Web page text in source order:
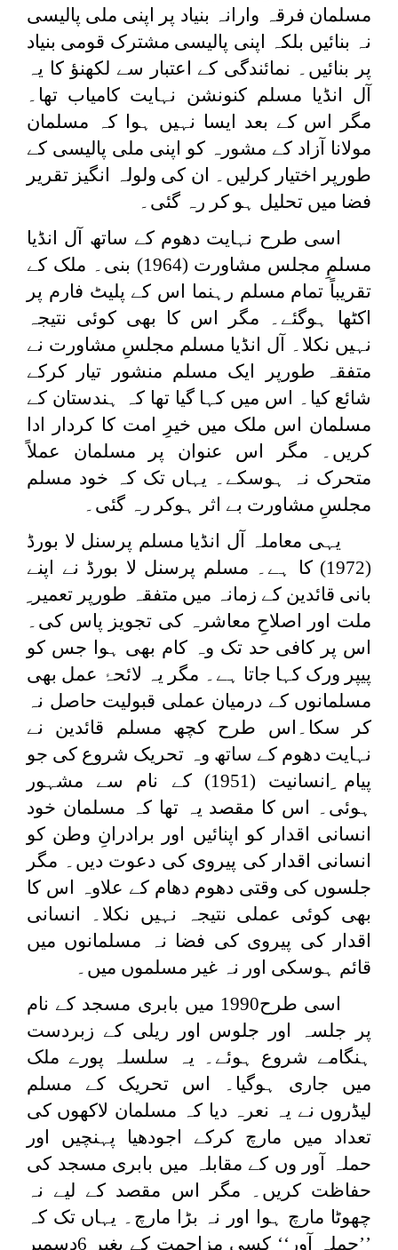
مسلمان فرقہ وارانہ بنیاد پر اپنی ملی پالیسی
نہ بنائیں بلکہ اپنی پالیسی مشترک قومی بنیاد
پر بنائیں۔ نمائندگی کے اعتبار سے لکھنؤ کا یہ
آل انڈیا مسلم کنونشن نہایت کامیاب تھا۔
مگر اس کے بعد ایسا نہیں ہوا کہ مسلمان
مولانا آزاد کے مشورہ کو اپنی ملی پالیسی کے
طورپر اختیار کرلیں۔ ان کی ولولہ انگیز تقریر
فضا میں تحلیل ہو کر رہ گئی۔
اسی طرح نہایت دھوم کے ساتھ آل انڈیا
مسلمِ مجلس مشاورت (1964) بنی۔ ملک کے
تقریباً تمام مسلم رہنما اس کے پلیٹ فارم پر
اکٹھا ہوگئے۔ مگر اس کا بھی کوئی نتیجہ
نہیں نکلا۔ آل انڈیا مسلم مجلسِ مشاورت نے
متفقہ طورپر ایک مسلم منشور تیار کرکے
شائع کیا۔ اس میں کہا گیا تھا کہ ہندستان کے
مسلمان اس ملک میں خیرِ امت کا کردار ادا
کریں۔ مگر اس عنوان پر مسلمان عملاً
متحرک نہ ہوسکے۔ یہاں تک کہ خود مسلم
مجلسِ مشاورت بے اثر ہوکر رہ گئی۔
یہی معاملہ آل انڈیا مسلم پرسنل لا بورڈ
(1972) کا ہے۔ مسلم پرسنل لا بورڈ نے اپنے
بانی قائدین کے زمانہ میں متفقہ طورپر تعمیر ِ
ملت اور اصلاحِ معاشرہ کی تجویز پاس کی۔
اس پر کافی حد تک وہ کام بھی ہوا جس کو
پیپر ورک کہا جاتا ہے۔ مگر یہ لائحۂ عمل بھی
مسلمانوں کے درمیان عملی قبولیت حاصل نہ
کر سکا۔اس طرح کچھ مسلم قائدین نے
نہایت دھوم کے ساتھ وہ تحریک شروع کی جو
پیام ِانسانیت (1951) کے نام سے مشہور
ہوئی۔ اس کا مقصد یہ تھا کہ مسلمان خود
انسانی اقدار کو اپنائیں اور برادرانِ وطن کو
انسانی اقدار کی پیروی کی دعوت دیں۔ مگر
جلسوں کی وقتی دھوم دھام کے علاوہ اس کا
بھی کوئی عملی نتیجہ نہیں نکلا۔ انسانی
اقدار کی پیروی کی فضا نہ مسلمانوں میں
قائم ہوسکی اور نہ غیر مسلموں میں۔
اسی طرح1990 میں بابری مسجد کے نام
پر جلسہ اور جلوس اور ریلی کے زبردست
ہنگامے شروع ہوئے۔ یہ سلسلہ پورے ملک
میں جاری ہوگیا۔ اس تحریک کے مسلم
لیڈروں نے یہ نعرہ دیا کہ مسلمان لاکھوں کی
تعداد میں مارچ کرکے اجودھیا پہنچیں اور
حملہ آور وں کے مقابلہ میں بابری مسجد کی
حفاظت کریں۔ مگر اس مقصد کے لیے نہ
چھوٹا مارچ ہوا اور نہ بڑا مارچ۔ یہاں تک کہ
’’حملہ آور‘‘ کسی مزاحمت کے بغیر 6دسمبر